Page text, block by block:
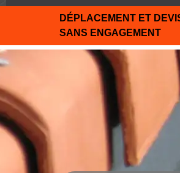
DÉPLACEMENT ET
SANS ENGAGEMENT